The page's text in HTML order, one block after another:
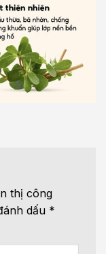
thị công
dấu *